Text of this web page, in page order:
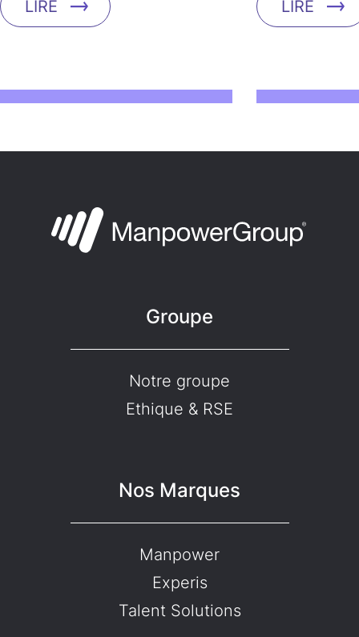
LIRE
LIRE
Groupe
Notre groupe
Ethique & RSE
Nos Marques
Manpower
Experis
Talent Solutions